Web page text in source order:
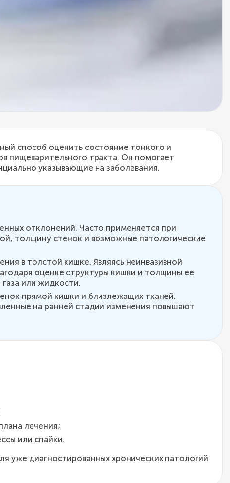
способ оценить состояние тонкого и
пищеварительного тракта. Он помогает
указывающие на заболевания.
отклонений. Часто применяется при
толщину стенок и возможные патологические
в толстой кишке. Являясь неинвазивной
оценке структуры кишки и толщины ее
или жидкости.
прямой кишки и близлежащих тканей.
на ранней стадии изменения повышают
лечения;
или спайки.
уже диагностированных хронических патологий